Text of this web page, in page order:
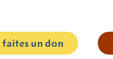
faites un don